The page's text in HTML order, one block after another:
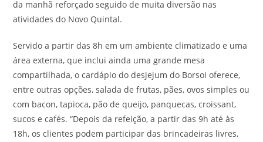
da manhã reforçado seguido de muita diversão nas
atividades do Novo Quintal.
Servido a partir das 8h em um ambiente climatizado e uma
área externa, que inclui ainda uma grande mesa
compartilhada, o cardápio do desjejum do Borsoi oferece,
entre outras opções, salada de frutas, pães, ovos simples ou
com bacon, tapioca, pão de queijo, panquecas, croissant,
sucos e cafés. “Depois da refeição, a partir das 9h até às
18h, os clientes podem participar das brincadeiras livres,